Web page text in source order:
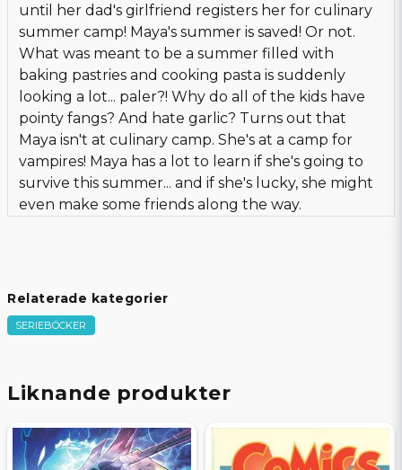
until her dad's girlfriend registers her for culinary
summer camp! Maya's summer is saved! Or not.
What was meant to be a summer filled with
baking pastries and cooking pasta is suddenly
looking a lot... paler?! Why do all of the kids have
pointy fangs? And hate garlic? Turns out that
Maya isn't at culinary camp. She's at a camp for
vampires! Maya has a lot to learn if she's going to
survive this summer... and if she's lucky, she might
even make some friends along the way.
Relaterade kategorier
SERIEBÖCKER
Liknande produkter